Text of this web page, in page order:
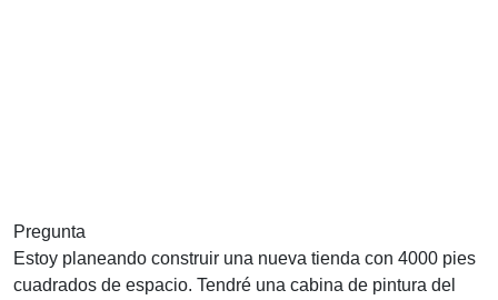
Pregunta
Estoy planeando construir una nueva tienda con 4000 pies
cuadrados de espacio. Tendré una cabina de pintura del